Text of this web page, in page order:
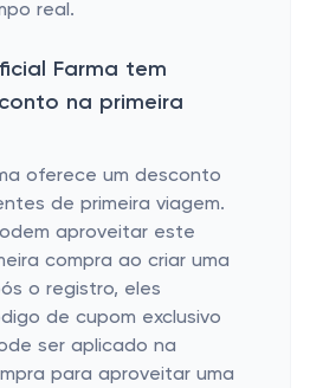
real.
Farma tem
na primeira
oferece um desconto
de primeira viagem.
aproveitar este
compra ao criar uma
o registro, eles
de cupom exclusivo
ser aplicado na
para aproveitar uma